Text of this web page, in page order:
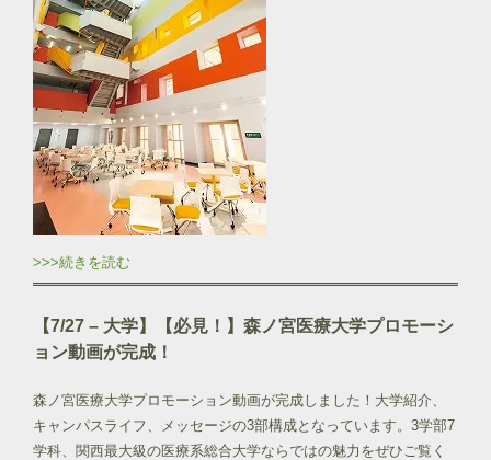
>>>続きを読む
【7/27 – 大学】
【必見！】森ノ宮医療大学プロモーシ
ョン動画が完成！
森ノ宮医療大学プロモーション動画が完成しました！大学紹介、
キャンパスライフ、メッセージの3部構成となっています。3学部7
学科、関西最大級の医療系総合大学ならではの魅力をぜひご覧く